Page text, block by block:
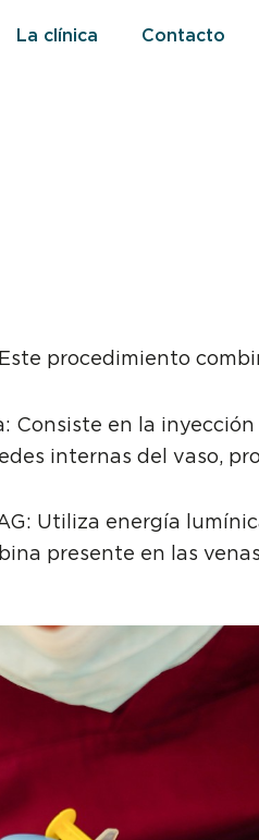
La clínica Contacto
procedimiento
Consiste en la
internas del vaso,
Utiliza energía
presente en las